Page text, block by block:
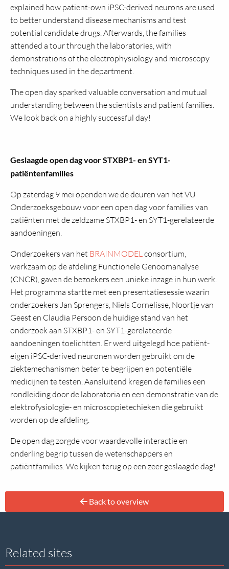
explained how patient-own iPSC-derived neurons are used
to better understand disease mechanisms and test
potential candidate drugs. Afterwards, the families
attended a tour through the laboratories, with
demonstrations of the electrophysiology and microscopy
techniques used in the department.
The open day sparked valuable conversation and mutual
understanding between the scientists and patient families.
We look back on a highly successful day!
Geslaagde open dag voor STXBP1- en SYT1-
patiëntenfamilies
Op zaterdag 9 mei openden we de deuren van het VU
Onderzoeksgebouw voor een open dag voor families van
patiënten met de zeldzame STXBP1- en SYT1-gerelateerde
aandoeningen.
Onderzoekers van het BRAINMODELconsortium,
werkzaam op de afdeling Functionele Genoomanalyse
(CNCR), gaven de bezoekers een unieke inzage in hun werk.
Het programma startte met een presentatiesessie waarin
onderzoekers Jan Sprengers, Niels Cornelisse, Noortje van
Geest en Claudia Persoon de huidige stand van het
onderzoek aan STXBP1- en SYT1-gerelateerde
aandoeningen toelichtten. Er werd uitgelegd hoe patiënt-
eigen iPSC-derived neuronen worden gebruikt om de
ziektemechanismen beter te begrijpen en potentiële
medicijnen te testen. Aansluitend kregen de families een
rondleiding door de laboratoria en een demonstratie van de
elektrofysiologie- en microscopietechieken die gebruikt
worden op de afdeling.
De open dag zorgde voor waardevolle interactie en
onderling begrip tussen de wetenschappers en
patiëntfamilies. We kijken terug op een zeer geslaagde dag!
Back to overview
Site
Related sites